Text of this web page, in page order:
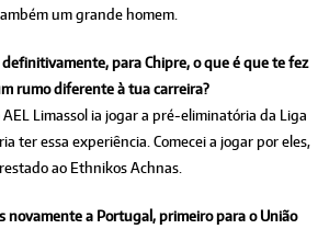
um grande homem.
definitivamente, para Chipre, o que é que te fez
rumo diferente à tua carreira?
AEL Limassol ia jogar a pré-eliminatória da Liga
ter essa experiência. Comecei a jogar por eles,
ao Ethnikos Achnas.
novamente a Portugal, primeiro para o União